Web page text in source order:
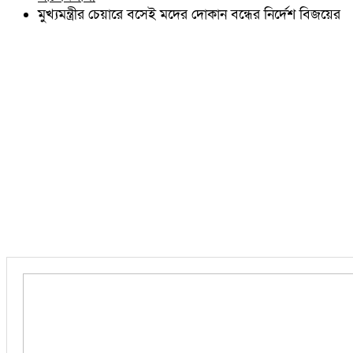
নাঙ্গলকোট
মুখ্যমন্ত্রীর চেয়ারে বসেই মদের দোকান বন্ধের নির্দেশ বিজয়ের